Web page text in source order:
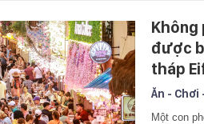
Không
được
tháp
Ăn - Chơi
Một con